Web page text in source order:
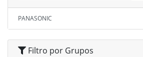
PANASONIC
Filtro por Grupos